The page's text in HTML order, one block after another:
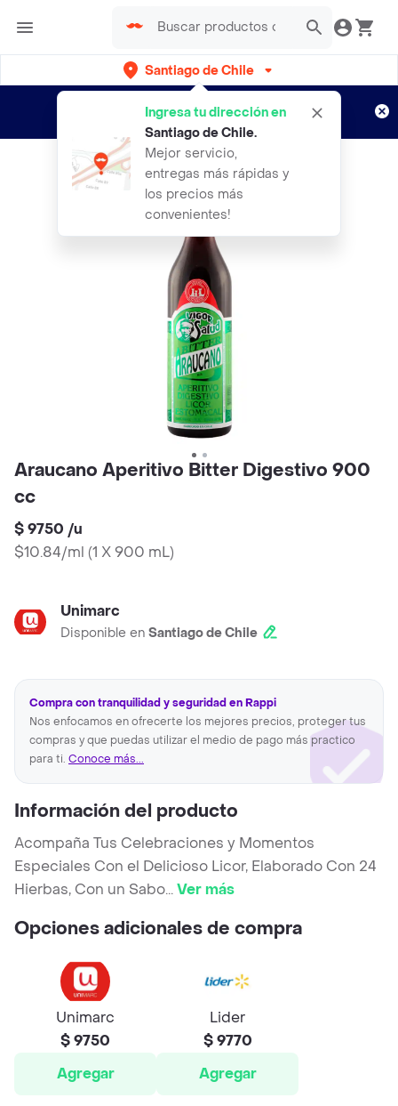
Santiago de Chile
Ingresa tu dirección en
Santiago de Chile.
Mejor servicio,
entregas más rápidas y
los precios más
convenientes!
envíos gratis por semanas
Aplican TyC
Araucano Aperitivo Bitter Digestivo 900
cc
$ 9750 /u
$10.84/ml (1 X 900 mL)
Unimarc
Disponible en Santiago de Chile
Compra con tranquilidad y seguridad en Rappi
Nos enfocamos en ofrecerte los mejores precios, proteger tus
compras y que puedas utilizar el medio de pago más practico
para ti. Conoce más...
Información del producto
Acompaña Tus Celebraciones y Momentos
Especiales Con el Delicioso Licor, Elaborado Con 24
Hierbas, Con un Sabo...Ver más
Opciones adicionales de compra
Unimarc
$ 9750
Agregar
Lider
$ 9770
Agregar